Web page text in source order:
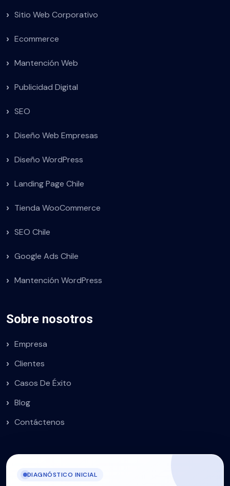
Sitio Web Corporativo
Ecommerce
Mantención Web
Publicidad Digital
SEO
Diseño Web Empresas
Diseño WordPress
Landing Page Chile
Tienda WooCommerce
SEO Chile
Google Ads Chile
Mantención WordPress
Sobre nosotros
Empresa
Clientes
Casos De Éxito
Blog
Contáctenos
DIAGNÓSTICO INICIAL